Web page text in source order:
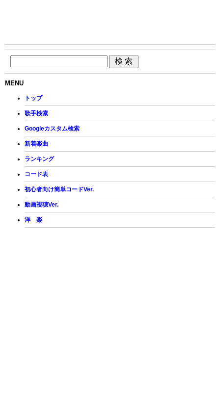
MENU
トップ
歌手検索
Googleカスタム検索
新着楽曲
ランキング
コード表
初心者向け簡単コードVer.
動画視聴Ver.
洋 楽